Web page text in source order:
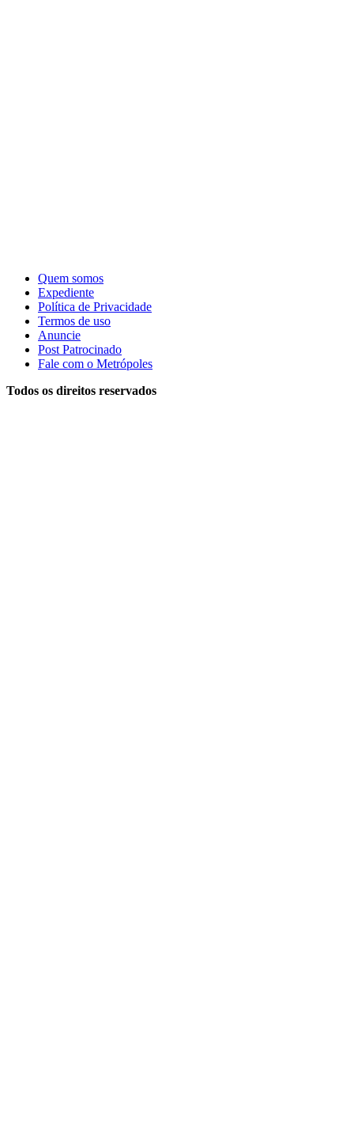
Quem somos
Expediente
Política de Privacidade
Termos de uso
Anuncie
Post Patrocinado
Fale com o Metrópoles
Todos os direitos reservados